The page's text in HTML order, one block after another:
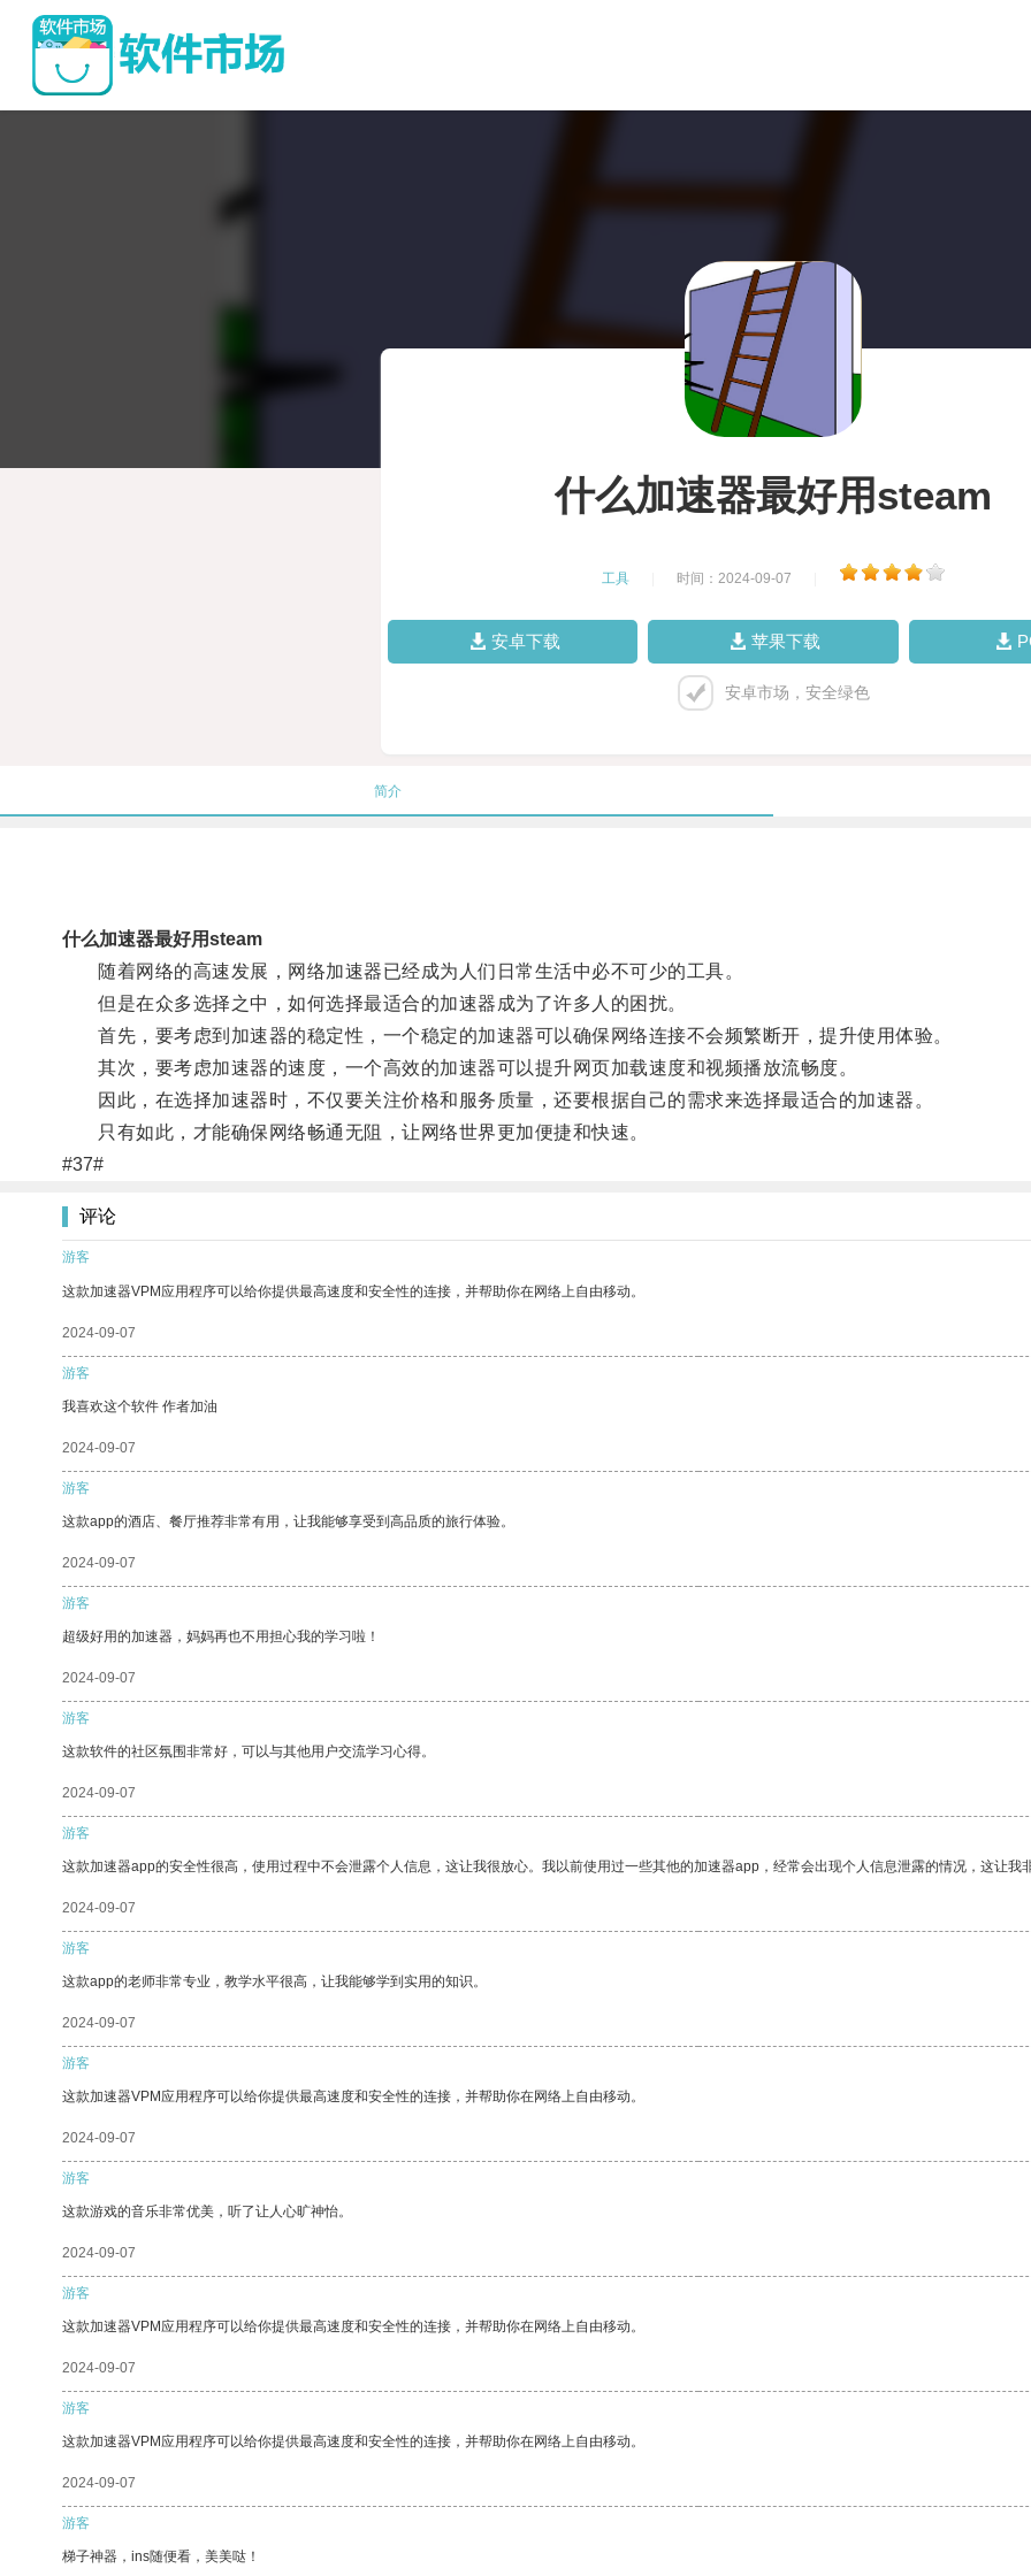
什么加速器最好用steam
工具 时间：2024-09-07
安卓下载 苹果下载
安卓市场，安全绿色
简介
什么加速器最好用steam
随着网络的高速发展，网络加速器已经成为人们日常生活中必不可少的工具。
但是在众多选择之中，如何选择最适合的加速器成为了许多人的困扰。
首先，要考虑到加速器的稳定性，一个稳定的加速器可以确保网络连接不会频繁断开，提升使用体验。
其次，要考虑加速器的速度，一个高效的加速器可以提升网页加载速度和视频播放流畅度。
因此，在选择加速器时，不仅要关注价格和服务质量，还要根据自己的需求来选择最适合的加速器。
只有如此，才能确保网络畅通无阻，让网络世界更加便捷和快速。
#37#
评论
游客
这款加速器VPM应用程序可以给你提供最高速度和安全性的连接，并帮助你在网络上自由移动。
2024-09-07
游客
我喜欢这个软件 作者加油
2024-09-07
游客
这款app的酒店、餐厅推荐非常有用，让我能够享受到高品质的旅行体验。
2024-09-07
游客
超级好用的加速器，妈妈再也不用担心我的学习啦！
2024-09-07
游客
这款软件的社区氛围非常好，可以与其他用户交流学习心得。
2024-09-07
游客
这款加速器app的安全性很高，使用过程中不会泄露个人信息，这让我很放心。我以前使用过一些其他的加速器app，经常会出现个人信息泄露的情况，这让我
2024-09-07
游客
这款app的老师非常专业，教学水平很高，让我能够学到实用的知识。
2024-09-07
游客
这款加速器VPM应用程序可以给你提供最高速度和安全性的连接，并帮助你在网络上自由移动。
2024-09-07
游客
这款游戏的音乐非常优美，听了让人心旷神怡。
2024-09-07
游客
这款加速器VPM应用程序可以给你提供最高速度和安全性的连接，并帮助你在网络上自由移动。
2024-09-07
游客
这款加速器VPM应用程序可以给你提供最高速度和安全性的连接，并帮助你在网络上自由移动。
2024-09-07
游客
梯子神器，ins随便看，美美哒！